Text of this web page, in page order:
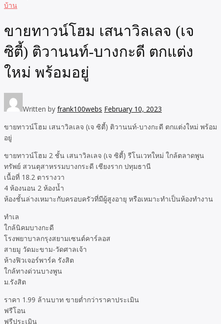
บ้าน
ขายทาวน์โฮม เสนาวิลเลจ (เจ
ซิตี้) ติวานนท์-บางกะดี ตกแต่ง
ใหม่ พร้อมอยู่
Written by frank100webs February 10, 2023
ขายทาวน์โฮม เสนาวิลเลจ (เจ ซิตี้) ติวานนท์-บางกะดี ตกแต่งใหม่ พร้อม
อยู่
ขายทาวน์โฮม 2 ชั้น เสนาวิลเลจ (เจ ซิตี้) รีโนเวทใหม่ ใกล้ตลาดพูน
ทรัพย์ สวนตุสาหรรมบางกระดี เชียงราก ปทุมธานี
เนื้อที่ 18.2 ตารางวา
4 ห้องนอน 2 ห้องน้ำ
ห้องชั้นล่างเหมาะกับครอบครัวที่มีผู้สูงอายุ หรือเหมาะทำเป็นห้องทำงาน
ทำเล
ใกล้นิคมบางกะดี
โรงพยาบาลกรุงสยามเซนต์คาร์ลอส
สายมู วัดมะขาม-วัดศาลเจ้า
ห้างฟิวเจอร์พาร์ค รังสิต
ใกล้ทางด่วนบางพูน
ม.รังสิต
ราคา 1.99 ล้านบาท ขายต่ำกว่าราคาประเมิน
ฟรีโอน
ฟรีประเมิน